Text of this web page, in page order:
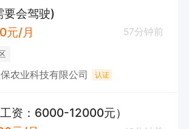
要会驾驶)
/月
57分钟前
农业科技有限公司 认证
资：6000-12000元）